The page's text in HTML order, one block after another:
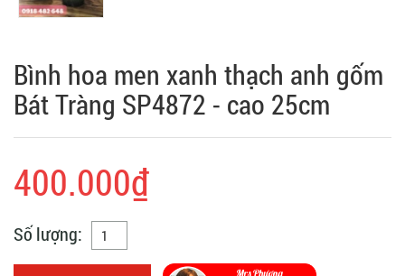
Bình hoa men xanh thạch anh gốm
Bát Tràng SP4872 - cao 25cm
400.000₫
Số lượng: